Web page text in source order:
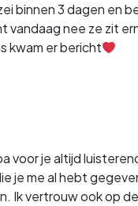
binnen 3 dagen en
vandaag nee ze zit
kwam er bericht
voor je altijd
je me al hebt
Ik vertrouw ook op